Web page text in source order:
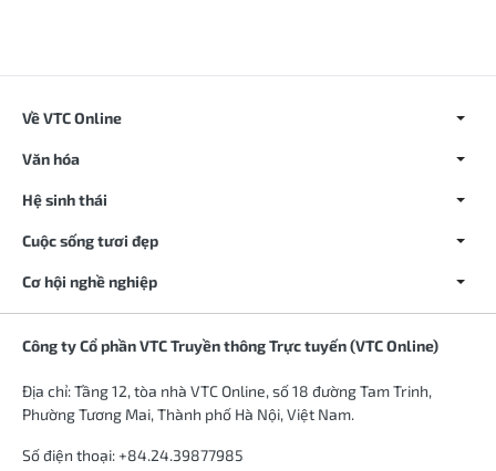
Về VTC Online
Văn hóa
Hệ sinh thái
Cuộc sống tươi đẹp
Cơ hội nghề nghiệp
Công ty Cổ phần VTC Truyền thông Trực tuyến (VTC Online)
Địa chỉ: Tầng 12, tòa nhà VTC Online, số 18 đường Tam Trinh,
Phường Tương Mai, Thành phố Hà Nội, Việt Nam.
Số điện thoại: +84.24.39877985